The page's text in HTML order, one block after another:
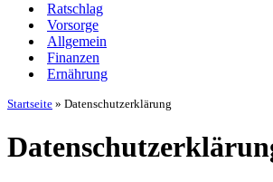
Ratschlag
Vorsorge
Allgemein
Finanzen
Ernährung
Startseite » Datenschutzerklärung